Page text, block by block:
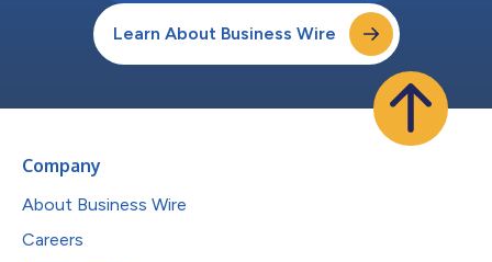
Learn About Business Wire
Company
About Business Wire
Careers